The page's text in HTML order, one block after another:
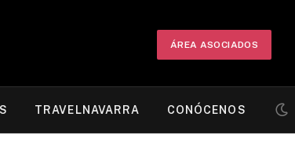
ÁREA ASOCIADOS
TRAVELNAVARRA CONÓCENOS